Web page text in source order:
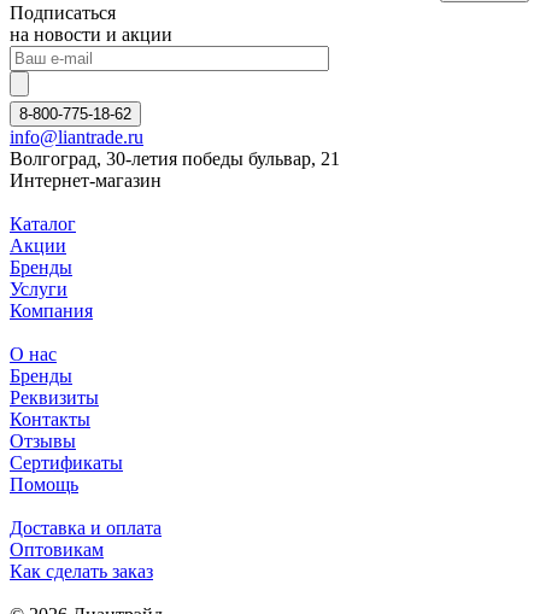
Подписаться
на новости и акции
8-800-775-18-62
info@liantrade.ru
Волгоград, 30-летия победы бульвар, 21
Интернет-магазин
Каталог
Акции
Бренды
Услуги
Компания
О нас
Бренды
Реквизиты
Контакты
Отзывы
Сертификаты
Помощь
Доставка и оплата
Оптовикам
Как сделать заказ